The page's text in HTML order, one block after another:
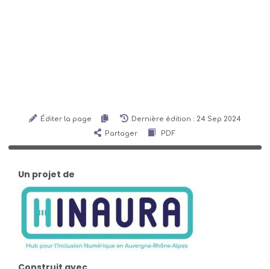
Éditer la page
Dernière édition : 24 Sep 2024
Partager
PDF
Un projet de